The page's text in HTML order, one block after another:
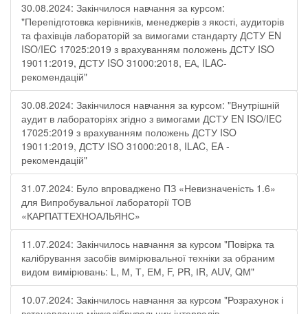
30.08.2024: Закінчилося навчання за курсом:
"Перепідготовка керівників, менеджерів з якості, аудиторів
та фахівців лабораторій за вимогами стандарту ДСТУ EN
ISO/IEC 17025:2019 з врахуванням положень ДСТУ ISO
19011:2019, ДСТУ ISO 31000:2018, ЕА, ILAC-
рекомендацій"
30.08.2024: Закінчилося навчання за курсом: "Внутрішній
аудит в лабораторіях згідно з вимогами ДСТУ EN ISO/IEC
17025:2019 з врахуванням положень ДСТУ ISO
19011:2019, ДСТУ ISO 31000:2018, ILAC, EA -
рекомендацій"
31.07.2024: Було впроваджено ПЗ «Невизначеність 1.6»
для Випробувальної лабораторії ТОВ
«КАРПАТТЕХНОАЛЬЯНС»
11.07.2024: Закінчилось навчання за курсом "Повірка та
калібрування засобів вимірювальної техніки за обраним
видом вимірювань: L, М, Т, ЕМ, F, РR, ІR, АUV, QМ"
10.07.2024: Закінчилось навчання за курсом "Розрахунок і